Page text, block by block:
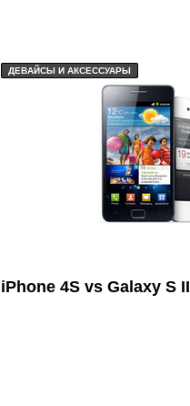
ДЕВАЙСЫ И АКСЕССУАРЫ
iPhone 4S vs Galaxy S II